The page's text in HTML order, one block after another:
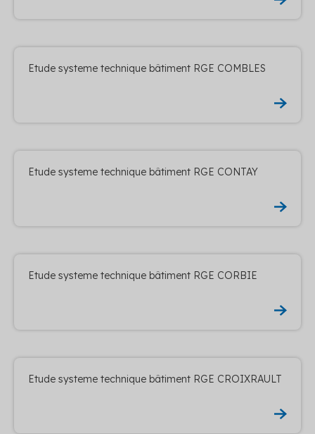
Etude systeme technique bâtiment RGE COMBLES
Etude systeme technique bâtiment RGE CONTAY
Etude systeme technique bâtiment RGE CORBIE
Etude systeme technique bâtiment RGE CROIXRAULT